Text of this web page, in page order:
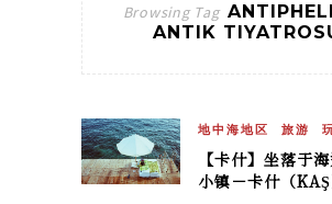
Browsing Tag
ANTIK
地中海地区 旅游
【卡什】坐落于
小镇－卡什（KAŞ